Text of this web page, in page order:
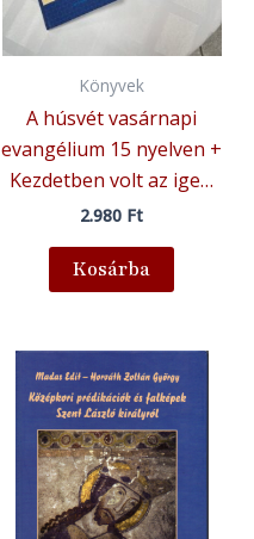
Könyvek
A húsvét vasárnapi
evangélium 15 nyelven +
Kezdetben volt az ige…
2.980 Ft
Kosárba